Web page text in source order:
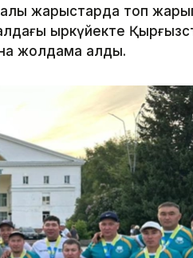
жарыстарда топ
қыркүйекте
жолдама алды.